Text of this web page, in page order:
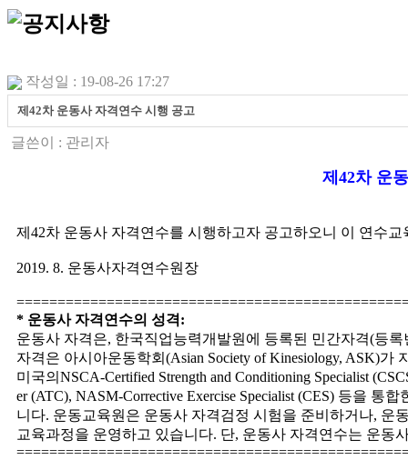
작성일 : 19-08-26 17:27
제42차 운동사 자격연수 시행 공고
글쓴이 : 관리자
제 42차 운
제 42차 운동사 자격연수를 시행하고자 공고하오니 이 연수
2019. 8. 운동사자격연수원장
* 운동사 자격연수의 성격:
운동사 자격은, 한국직업능력개발원에 등록된 민간자격(등록
자격은 아시아운동학회 (Asian Society of Kinesiology, ASK)가
미국의 NSCA-Certified Strength and Conditioning Specialist
er (ATC), NASM-Corrective Exercise Specialist (CES) 등을 통합
니다. 운동교육원은 운동사 자격검정 시험을 준비하거나, 운
교육과정을 운영하고 있습니다. 단, 운동사 자격연수는 운동